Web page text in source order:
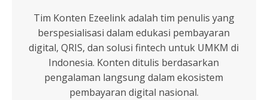
Tim Konten Ezeelink adalah tim penulis yang
berspesialisasi dalam edukasi pembayaran
digital, QRIS, dan solusi fintech untuk UMKM di
Indonesia. Konten ditulis berdasarkan
pengalaman langsung dalam ekosistem
pembayaran digital nasional.